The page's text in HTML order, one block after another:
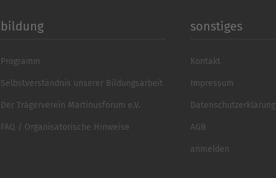
bildung
Programm
Selbstverständnis unserer Bildungsarbeit
Der Trägerverein Martinusforum e.V.
FAQ / Organisatorische Hinweise
sonstiges
Kontakt
Impressum
Datenschutzerklärung
AGB
anmelden